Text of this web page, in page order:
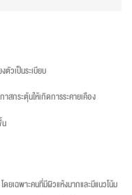
ตัวเป็นระเบียบ
สกระตุ้นให้เกิดการระคายเคือง
เฉพาะคนที่มีผิวแห้งมากและมีแนวโน้ม